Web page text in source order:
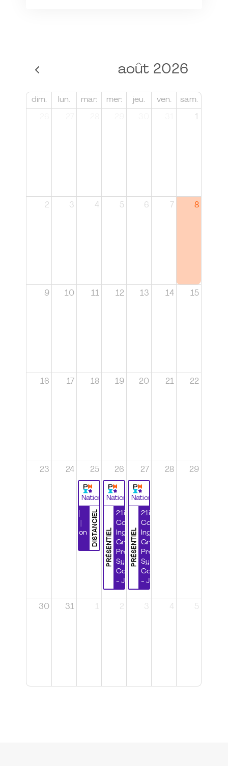
août 2026
dim. lun. mar. mer. jeu. ven. sam.
1
2 3 4 5 6 7 8
9 10 11 12 13 14 15
16 17 18 19 20 21 22
23 24 25
National
DISTANCIEL
Certification
26
National
PRÉSENTIEL
21ième
Congrès
Ingénierie
Grands
Projets et
Systèmes
Complexes
- Jour 1
27
National
PRÉSENTIEL
21ième
Congrès
Ingénierie
Grands
Projets et
Systèmes
Complexes
- Jour 2
28 29
30 31 1 2 3 4 5